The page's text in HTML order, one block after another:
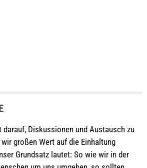
darauf, Diskussionen und Austausch zu
großen Wert auf die Einhaltung
Grundsatz lautet: So wie wir in der